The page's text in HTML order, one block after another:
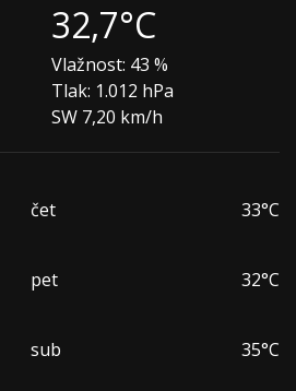
32,7°C
Vlažnost: 43 %
Tlak: 1.012 hPa
SW 7,20 km/h
čet 33°C
pet 32°C
sub 35°C